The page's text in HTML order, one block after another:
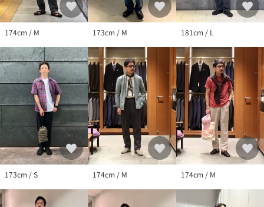
店舗へお問い合わせの際は、全国のUNITED ARROWS各店舗まで
下記の品名/品番をお申し付けください。
品番：11141990005
174cm / M 173cm / M 181cm / L
173cm / S 174cm / M 174cm / M